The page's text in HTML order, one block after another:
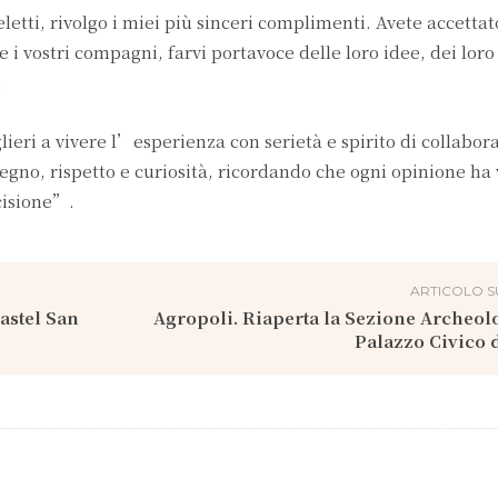
rivolgo i miei più sinceri complimenti. Avete
vostri compagni, farvi portavoce delle loro idee, dei loro
a vivere l’esperienza con serietà e spirito di
rispetto e curiosità, ricordando che ogni opinione ha
San
ARTICOLO
Agropoli. Riaperta la Sezione
Palazzo Civico